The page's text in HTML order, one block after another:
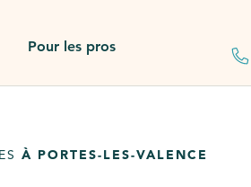
Pour les pros
À PORTES-LES-VALENCE